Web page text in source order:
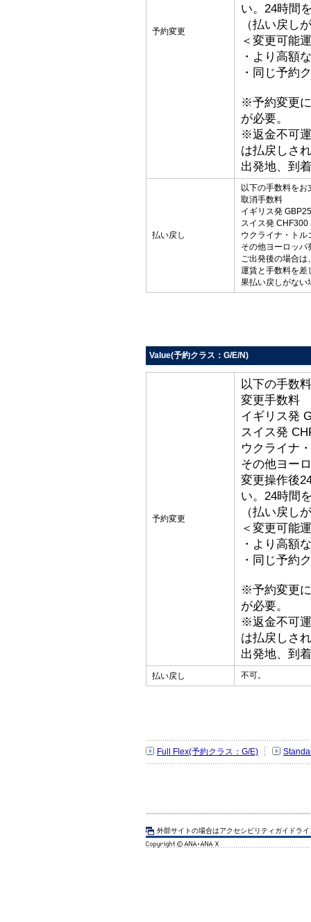
予約変更
い。24時間
（払い戻し
＜変更可能
・より高額
・同じ予約
※予約変更
が必要。
※返金不可
は払戻しさ
出発地、到
払い戻し
以下の手数料を
取消手数料
イギリス発
スイス発 CHF300
ウクライナ・トル
その他ヨーロッパ
ご出発後の場合は
運賃と手数料を差
果払い戻しがない
Value(予約クラス：G/E/N)
予約変更
以下の手数
変更手数料
イギリス発
スイス発
ウクライナ
その他ヨー
変更操作後
い。24時間
（払い戻し
＜変更可能
・より高額
・同じ予約
※予約変更
が必要。
※返金不可
は払戻しさ
出発地、到
払い戻し 不可。
Full Flex(予約クラス：G/E)
外部サイトの場合はアクセシビリティガイドラ